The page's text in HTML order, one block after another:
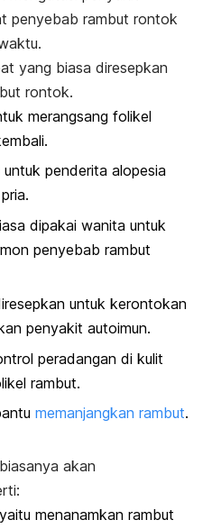
penyebab rambut rontok
yang biasa diresepkan
rontok.
merangsang folikel
penderita alopesia
dipakai wanita untuk
penyebab rambut
untuk kerontokan
penyakit autoimun.
peradangan di kulit
rambut.
memanjangkan rambut.
akan
menanamkan rambut